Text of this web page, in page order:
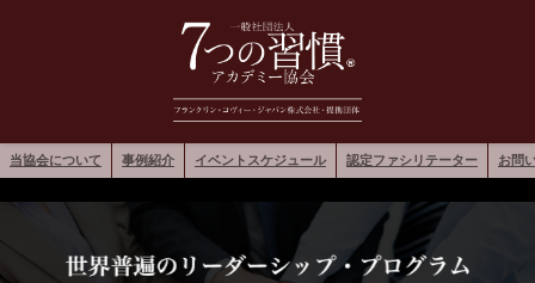
当協会について 事例紹介 イベントスケジュール 認定ファシリテーター お問